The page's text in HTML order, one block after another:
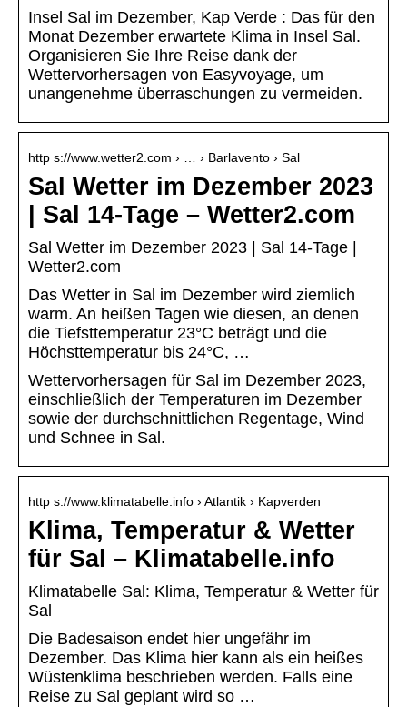
Insel Sal im Dezember, Kap Verde : Das für den
Monat Dezember erwartete Klima in Insel Sal.
Organisieren Sie Ihre Reise dank der
Wettervorhersagen von Easyvoyage, um
unangenehme überraschungen zu vermeiden.
http s://www.wetter2.com › … › Barlavento › Sal
Sal Wetter im Dezember 2023
| Sal 14-Tage – Wetter2.com
Sal Wetter im Dezember 2023 | Sal 14-Tage |
Wetter2.com
Das Wetter in Sal im Dezember wird ziemlich
warm. An heißen Tagen wie diesen, an denen
die Tiefsttemperatur 23°C beträgt und die
Höchsttemperatur bis 24°C, …
Wettervorhersagen für Sal im Dezember 2023,
einschließlich der Temperaturen im Dezember
sowie der durchschnittlichen Regentage, Wind
und Schnee in Sal.
http s://www.klimatabelle.info › Atlantik › Kapverden
Klima, Temperatur & Wetter
für Sal – Klimatabelle.info
Klimatabelle Sal: Klima, Temperatur & Wetter für
Sal
Die Badesaison endet hier ungefähr im
Dezember. Das Klima hier kann als ein heißes
Wüstenklima beschrieben werden. Falls eine
Reise zu Sal geplant wird so …